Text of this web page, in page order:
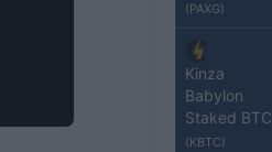
(PAXG)
Kinza
Babylon
Staked BTC
(KBTC)